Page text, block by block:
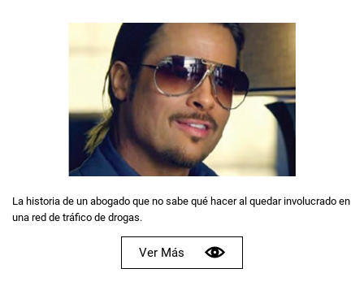
La historia de un abogado que no sabe qué hacer al quedar involucrado en
una red de tráfico de drogas.
Ver Más